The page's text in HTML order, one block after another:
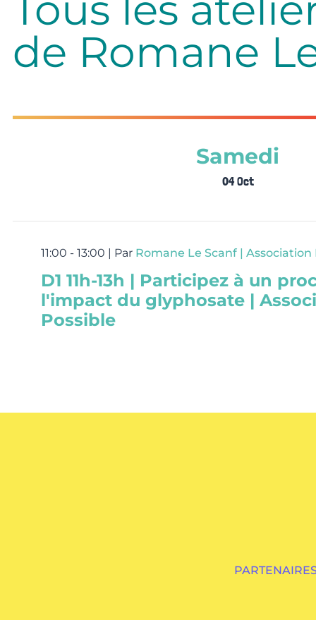
de Romane
Samedi
04 Oct
11:00 - 13:00 | Par Romane Le Scanf | Association
D1 11h-13h | Participez à un
l'impact du glyphosate |
Possible